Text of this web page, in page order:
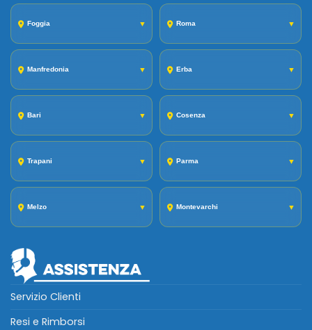
Foggia ▼ Roma ▼
Manfredonia ▼ Erba ▼
Bari ▼ Cosenza ▼
Trapani ▼ Parma ▼
Melzo ▼ Montevarchi ▼
Servizio Clienti
Resi e Rimborsi